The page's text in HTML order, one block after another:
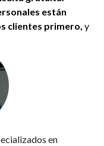
están
clientes primero, y
en